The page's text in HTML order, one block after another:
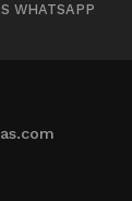
WHATSAPP